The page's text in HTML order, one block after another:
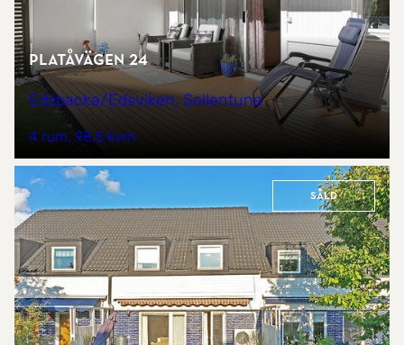
Platåvägen 24
Edsbacka/Edsviken, Sollentuna
4 rum 98,5 kvm
Såld